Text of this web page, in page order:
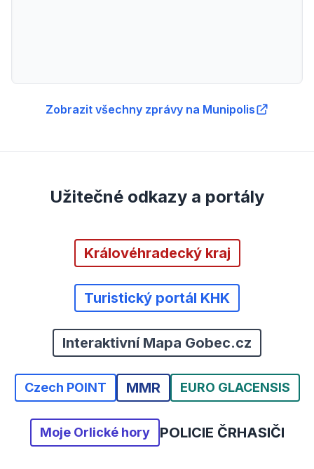
Zobrazit všechny zprávy na Munipolis
Užitečné odkazy a portály
Královéhradecký kraj
Turistický portál KHK
Interaktivní Mapa Gobec.cz
Czech POINT MMR EURO GLACENSIS
Moje Orlické hory POLICIE ČRHASIČI